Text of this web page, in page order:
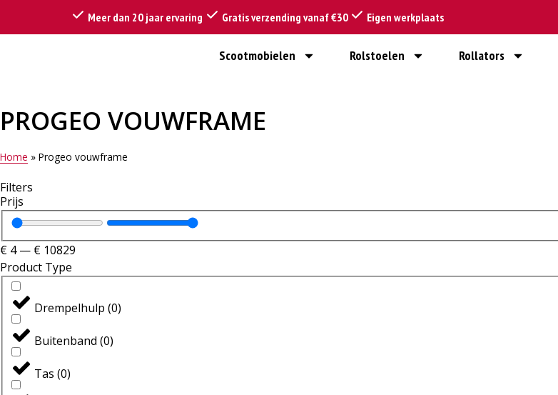
Meer dan 20 jaar ervaring Gratis verzending vanaf €30 Eigen werkplaats
Scootmobielen Rolstoelen Rollators
PROGEO VOUWFRAME
Home » Progeo vouwframe
Filters
Prijs
€ 4— € 10829
Product Type
Drempelhulp (0)
Buitenband (0)
Tas (0)